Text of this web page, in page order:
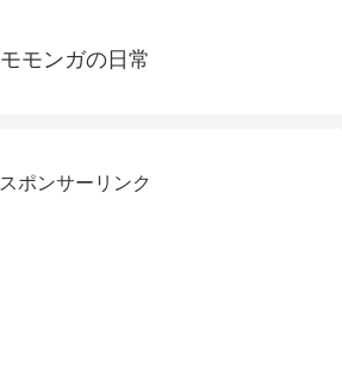
モモンガの日常
スポンサーリンク